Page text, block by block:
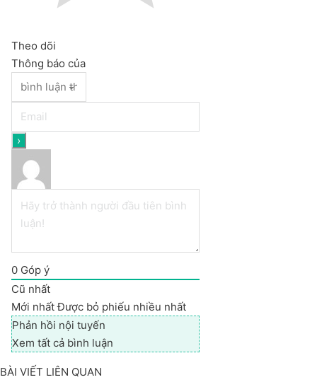
Theo dõi
Thông báo của
0 Góp ý
Cũ nhất
Mới nhất Được bỏ phiếu nhiều nhất
Phản hồi nội tuyến
Xem tất cả bình luận
BÀI VIẾT LIÊN QUAN